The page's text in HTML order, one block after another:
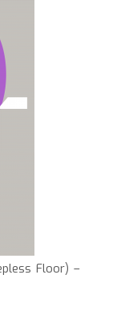
Floor) –